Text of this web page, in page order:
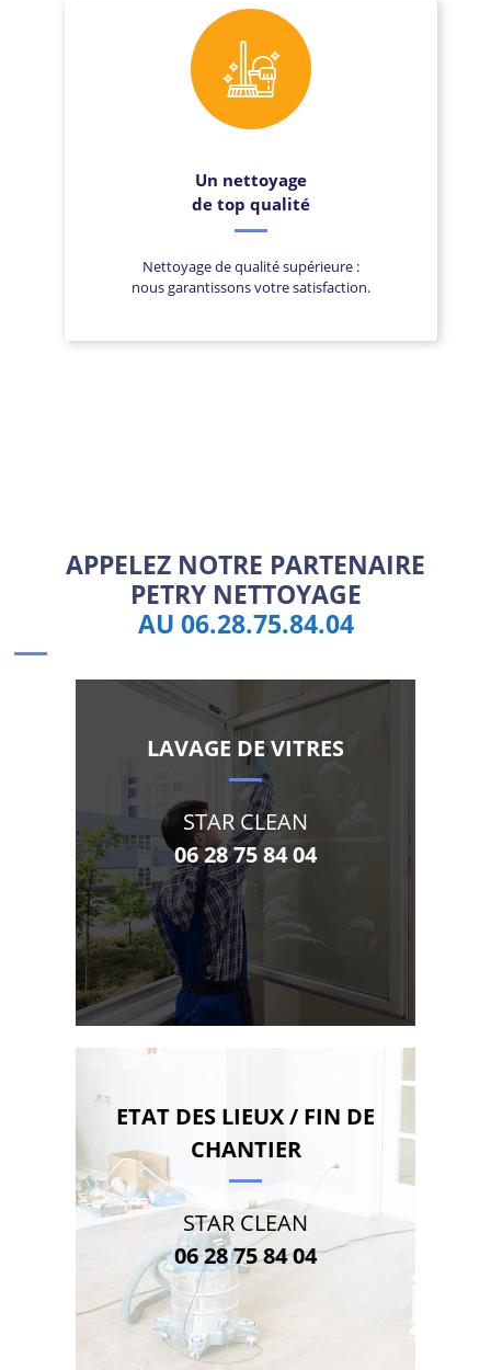
Un nettoyage
de top qualité
Nettoyage de qualité supérieure :
nous garantissons votre satisfaction.
APPELEZ NOTRE PARTENAIRE
PETRY NETTOYAGE
AU 06.28.75.84.04
LAVAGE DE VITRES
STAR CLEAN
06 28 75 84 04
ETAT DES LIEUX / FIN DE
CHANTIER
STAR CLEAN
06 28 75 84 04